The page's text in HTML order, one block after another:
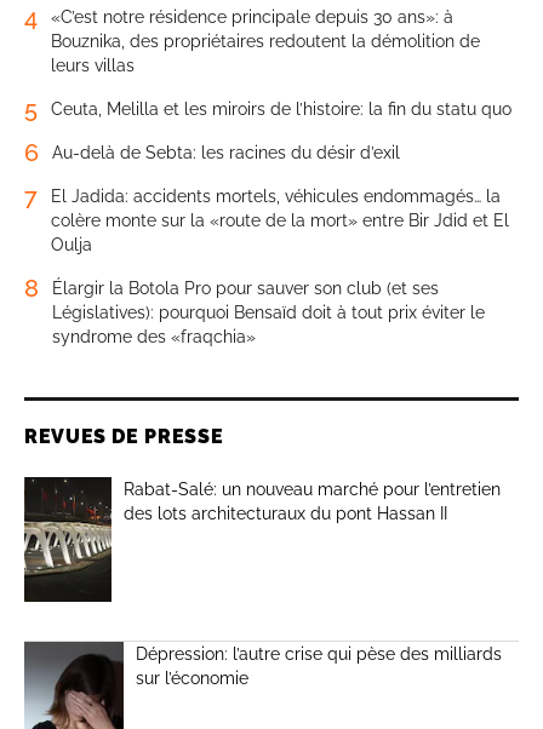
4
«C’est notre résidence principale depuis 30 ans»: à
Bouznika, des propriétaires redoutent la démolition de
leurs villas
5 Ceuta, Melilla et les miroirs de l’histoire: la fin du statu quo
6 Au-delà de Sebta: les racines du désir d’exil
7
El Jadida: accidents mortels, véhicules endommagés… la
colère monte sur la «route de la mort» entre Bir Jdid et El
Oulja
8
Élargir la Botola Pro pour sauver son club (et ses
Législatives): pourquoi Bensaïd doit à tout prix éviter le
syndrome des «fraqchia»
REVUES DE PRESSE
Rabat-Salé: un nouveau marché pour l’entretien
des lots architecturaux du pont Hassan II
Dépression: l’autre crise qui pèse des milliards
sur l’économie